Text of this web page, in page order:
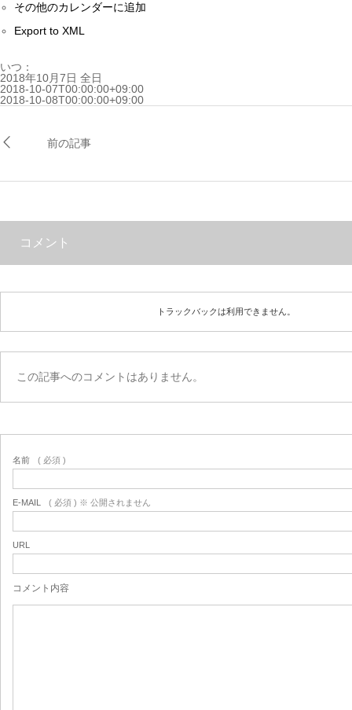
その他のカレンダーに追加
Export to XML
いつ：
2018年10月7日 全日
2018-10-07T00:00:00+09:00
2018-10-08T00:00:00+09:00
前の記事
コメント
トラックバックは利用できません。
この記事へのコメントはありません。
名前 ( 必須 )
E-MAIL ( 必須 ) ※ 公開されません
URL
コメント内容